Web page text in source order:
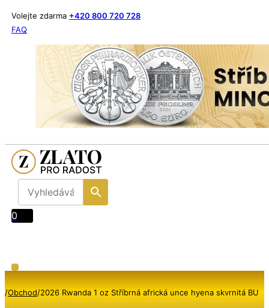
Volejte zdarma +420 800 720 728
FAQ
0
/Obchod/2026 Rwanda 1 oz Stříbrná africká unce hyena skvrnitá BU